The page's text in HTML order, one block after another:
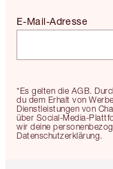
*Es gelten die AGB.
du dem Erhalt von
Dienstleistungen von
über Social-Media-
wir deine
Datenschutzerklärung.
E-Mail-Adresse